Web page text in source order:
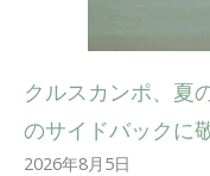
クルスカンポ、夏
のサイドバックに
2026年8月5日